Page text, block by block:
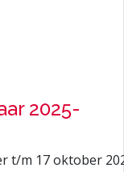
2025-
t/m 17 oktober